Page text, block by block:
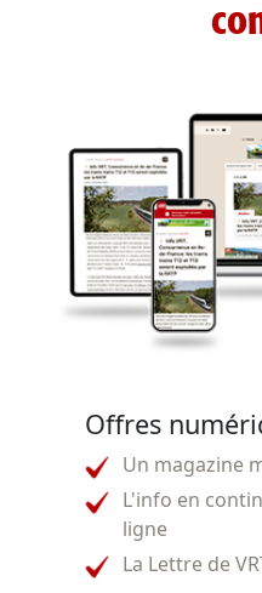
Offres
Un magazine
L'info en
ligne
La Lettre de